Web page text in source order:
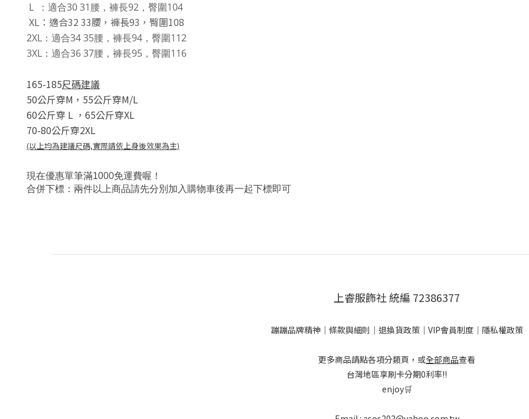
L ：適合30 31腰，褲長92，臀圍104
XL：適合32 33腰，褲長93，臀圍108
2XL：適合34 35腰，褲長94，臀圍112
3XL：適合36 37腰，褲長95，臀圍116
165-185尺碼建議
50公斤穿M， 55公斤穿M/L
60公斤穿 L ， 65公斤穿XL
70-80公斤穿2XL
(以上均為建議尺碼,實際請依上身後效果為主)
現在優惠單筆滿1000免運費喔！
合併下標：兩件以上商品請先分別加入購物車後再一起下標即可
上睿服飾社 統編 72386377
蹦蹦品牌精神｜ 條款與細則 ｜ 退換貨政策｜ VIP會員制度｜ 隱私權政策
更多商品請點各項分類頁，或全部商品查看
台灣地區享刷卡分期0利率!!
enjoy🛒